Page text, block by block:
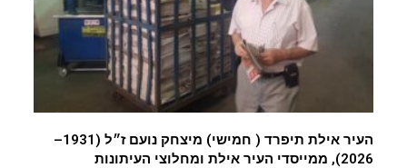
העיר אילת תיפרד ( חמישי) מיצחק נועם ז״ל (1931–
2026), ממייסדי העיר אילת ומחלוצי העיתונות